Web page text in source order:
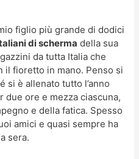
figlio più grande di dodici
di scherma della sua
da tutta Italia che
il fioretto in mano. Penso si
si è allenato tutto l’anno
due ore e mezza ciascuna,
e della fatica. Spesso
amici e quasi sempre ha
sera.